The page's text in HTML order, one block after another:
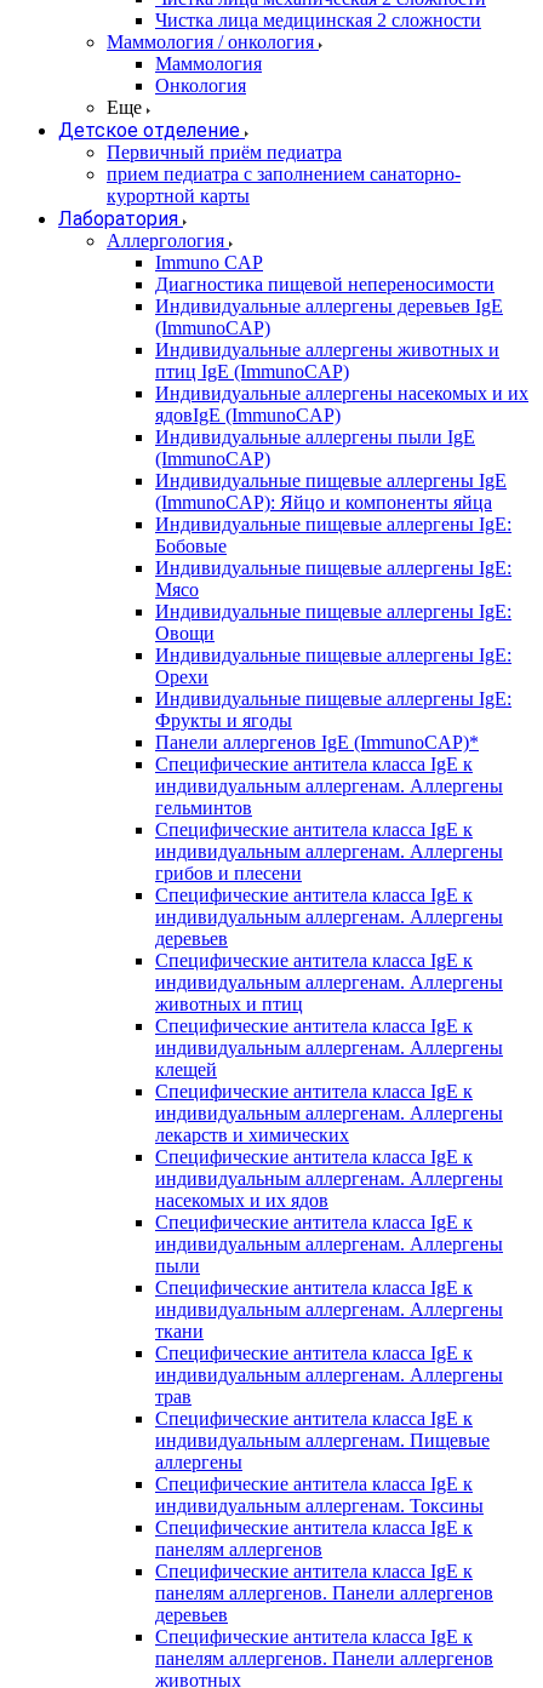
Чистка лица медицинская 2 сложности
Маммология / онкология
Маммология
Онкология
Еще
Детское отделение
Первичный приём педиатра
прием педиатра с заполнением санаторно-
курортной карты
Лаборатория
Аллергология
Immuno CAP
Диагностика пищевой непереносимости
Индивидуальные аллергены деревьев IgE
(ImmunoCAP)
Индивидуальные аллергены животных и
птиц IgE (ImmunoCAP)
Индивидуальные аллергены насекомых и их
ядовIgE (ImmunoCAP)
Индивидуальные аллергены пыли IgE
(ImmunoCAP)
Индивидуальные пищевые аллергены IgE
(ImmunoCAP): Яйцо и компоненты яйца
Индивидуальные пищевые аллергены IgE:
Бобовые
Индивидуальные пищевые аллергены IgE:
Мясо
Индивидуальные пищевые аллергены IgE:
Овощи
Индивидуальные пищевые аллергены IgE:
Орехи
Индивидуальные пищевые аллергены IgE:
Фрукты и ягоды
Панели аллергенов IgE (ImmunoCAP)*
Специфические антитела класса IgE к
индивидуальным аллергенам. Аллергены
гельминтов
Специфические антитела класса IgE к
индивидуальным аллергенам. Аллергены
грибов и плесени
Специфические антитела класса IgE к
индивидуальным аллергенам. Аллергены
деревьев
Специфические антитела класса IgE к
индивидуальным аллергенам. Аллергены
животных и птиц
Специфические антитела класса IgE к
индивидуальным аллергенам. Аллергены
клещей
Специфические антитела класса IgE к
индивидуальным аллергенам. Аллергены
лекарств и химических
Специфические антитела класса IgE к
индивидуальным аллергенам. Аллергены
насекомых и их ядов
Специфические антитела класса IgE к
индивидуальным аллергенам. Аллергены
пыли
Специфические антитела класса IgE к
индивидуальным аллергенам. Аллергены
ткани
Специфические антитела класса IgE к
индивидуальным аллергенам. Аллергены
трав
Специфические антитела класса IgE к
индивидуальным аллергенам. Пищевые
аллергены
Специфические антитела класса IgE к
индивидуальным аллергенам. Токсины
Специфические антитела класса IgE к
панелям аллергенов
Специфические антитела класса IgE к
панелям аллергенов. Панели аллергенов
деревьев
Специфические антитела класса IgE к
панелям аллергенов. Панели аллергенов
животных